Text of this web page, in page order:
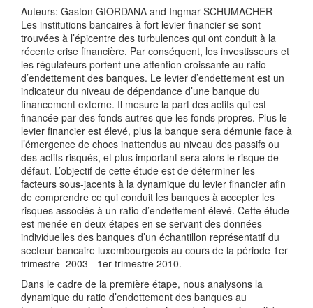
Auteurs: Gaston GIORDANA and Ingmar SCHUMACHER
Les institutions bancaires à fort levier financier se sont
trouvées à l’épicentre des turbulences qui ont conduit à la
récente crise financière. Par conséquent, les investisseurs et
les régulateurs portent une attention croissante au ratio
d’endettement des banques. Le levier d’endettement est un
indicateur du niveau de dépendance d’une banque du
financement externe. Il mesure la part des actifs qui est
financée par des fonds autres que les fonds propres. Plus le
levier financier est élevé, plus la banque sera démunie face à
l’émergence de chocs inattendus au niveau des passifs ou
des actifs risqués, et plus important sera alors le risque de
défaut. L’objectif de cette étude est de déterminer les
facteurs sous-jacents à la dynamique du levier financier afin
de comprendre ce qui conduit les banques à accepter les
risques associés à un ratio d’endettement élevé. Cette étude
est menée en deux étapes en se servant des données
individuelles des banques d’un échantillon représentatif du
secteur bancaire luxembourgeois au cours de la période 1er
trimestre 2003 - 1er trimestre 2010.
Dans le cadre de la première étape, nous analysons la
dynamique du ratio d’endettement des banques au